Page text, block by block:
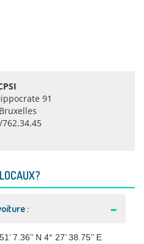
91
:
7.36’’ N 4° 27’ 38.75’’ E